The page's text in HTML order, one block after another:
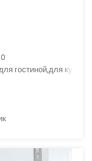
гостиной,для кухни